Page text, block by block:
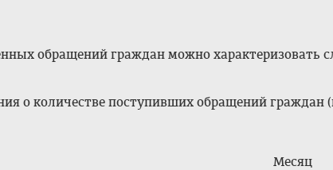
обращений граждан можно характеризовать
о количестве поступивших обращений граждан
Месяц